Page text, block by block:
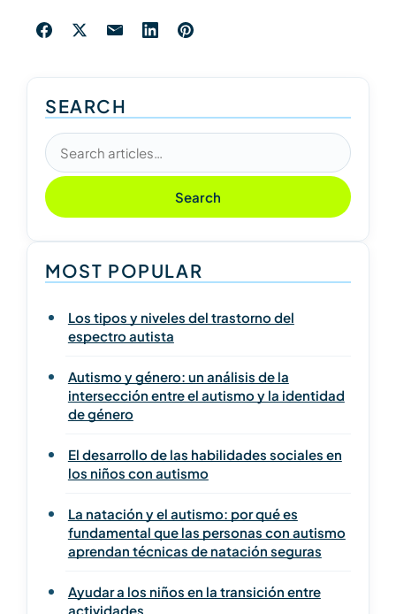
SEARCH
Search articles
Search
MOST POPULAR
Los tipos y niveles del trastorno del
espectro autista
Autismo y género: un análisis de la
intersección entre el autismo y la identidad
de género
El desarrollo de las habilidades sociales en
los niños con autismo
La natación y el autismo: por qué es
fundamental que las personas con autismo
aprendan técnicas de natación seguras
Ayudar a los niños en la transición entre
actividades